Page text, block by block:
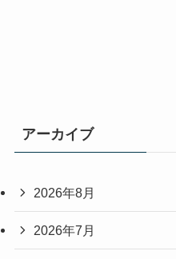
アーカイブ
2026年8月
2026年7月